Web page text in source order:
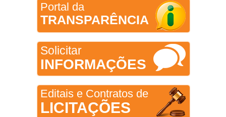
Portal da
TRANSPARÊNCIA
Solicitar
INFORMAÇÕES
Editais e Contratos de
LICITAÇÕES